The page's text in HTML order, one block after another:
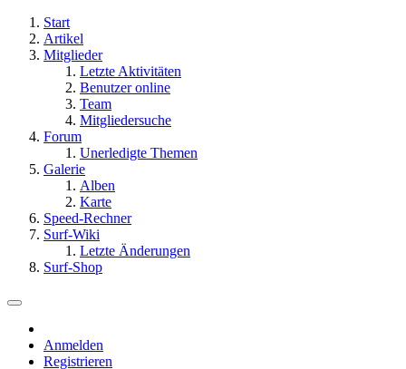
Start
Artikel
Mitglieder
Letzte Aktivitäten
Benutzer online
Team
Mitgliedersuche
Forum
Unerledigte Themen
Galerie
Alben
Karte
Speed-Rechner
Surf-Wiki
Letzte Änderungen
Surf-Shop
Anmelden
Registrieren